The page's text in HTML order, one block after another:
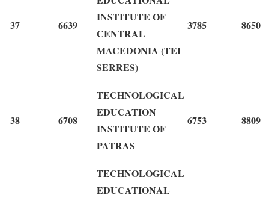
37 6639
INSTITUTE OF
CENTRAL
MACEDONIA (TEI
SERRES)
3785 8650
38 6708
TECHNOLOGICAL
EDUCATION
INSTITUTE OF
PATRAS
6753 8809
TECHNOLOGICAL
EDUCATIONAL